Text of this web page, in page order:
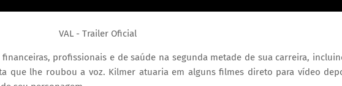
VAL - Trailer Oficial
profissionais e de saúde na segunda metade de sua carreira,
que lhe roubou a voz. Kilmer atuaria em alguns filmes direto para vídeo